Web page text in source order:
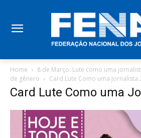
Home
8 de Março: Lute como uma
de gênero
Card Lute Como uma Jornalista
Card Lute Como uma